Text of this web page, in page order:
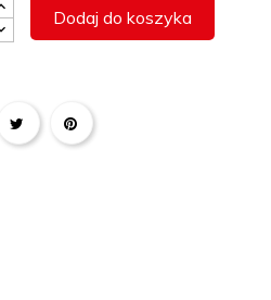
Dodaj do koszyka